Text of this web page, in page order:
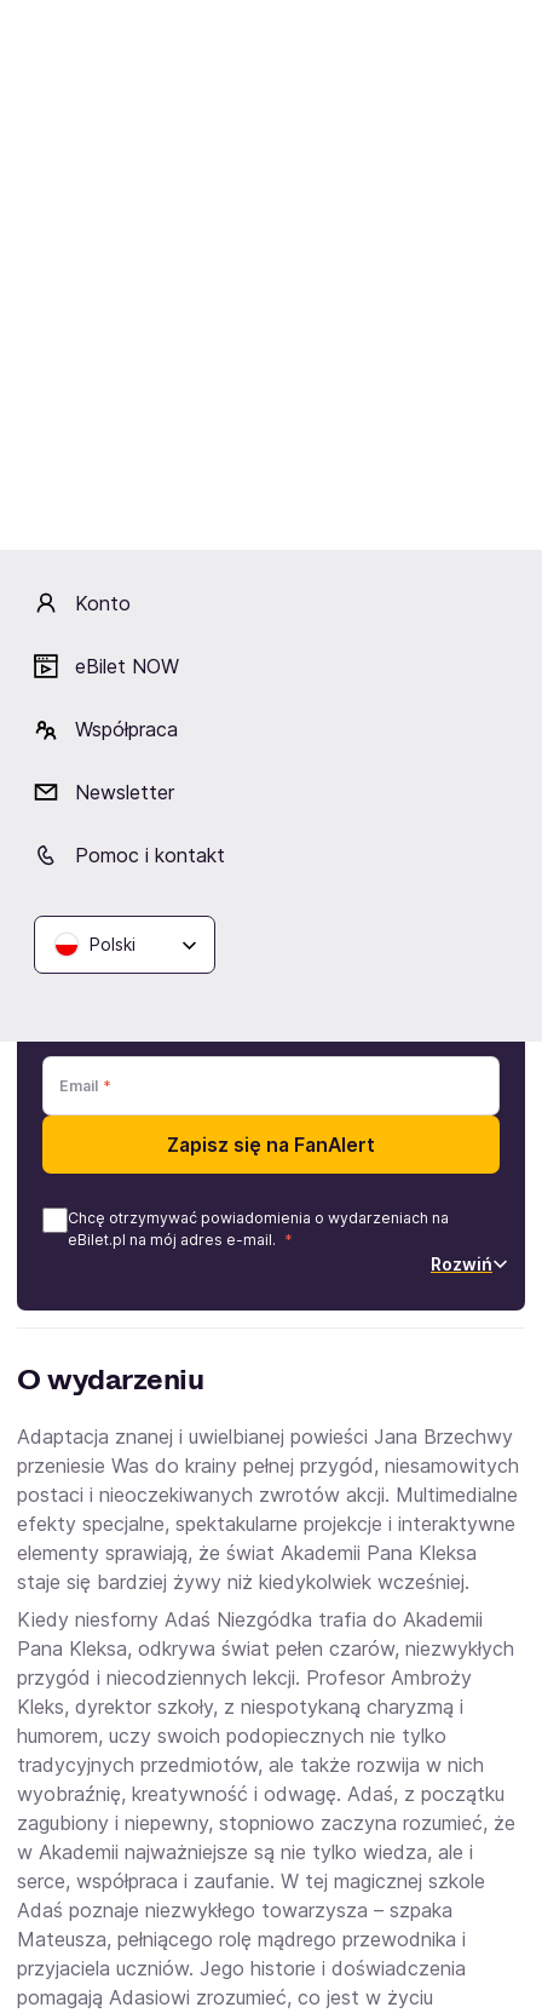
Konto
eBilet NOW
Współpraca
Newsletter
Pomoc i kontakt
Polski
Dlaczego warto?
Później
Zapisz się na
Email
Zapisz się na FanAlert
Chcę otrzymywać powiadomienia o wydarzeniach na
eBilet.pl na mój adres e-mail.
Rozwiń
O wydarzeniu
Adaptacja znanej i uwielbianej powieści Jana Brzechwy
przeniesie Was do krainy pełnej przygód, niesamowitych
postaci i nieoczekiwanych zwrotów akcji. Multimedialne
efekty specjalne, spektakularne projekcje i interaktywne
elementy sprawiają, że świat Akademii Pana Kleksa
staje się bardziej żywy niż kiedykolwiek wcześniej.
Kiedy niesforny Adaś Niezgódka trafia do Akademii
Pana Kleksa, odkrywa świat pełen czarów, niezwykłych
przygód i niecodziennych lekcji. Profesor Ambroży
Kleks, dyrektor szkoły, z niespotykaną charyzmą i
humorem, uczy swoich podopiecznych nie tylko
tradycyjnych przedmiotów, ale także rozwija w nich
wyobraźnię, kreatywność i odwagę. Adaś, z początku
zagubiony i niepewny, stopniowo zaczyna rozumieć, że
w Akademii najważniejsze są nie tylko wiedza, ale i
serce, współpraca i zaufanie. W tej magicznej szkole
Adaś poznaje niezwykłego towarzysza – szpaka
Mateusza, pełniącego rolę mądrego przewodnika i
przyjaciela uczniów. Jego historie i doświadczenia
pomagają Adasiowi zrozumieć, co jest w życiu